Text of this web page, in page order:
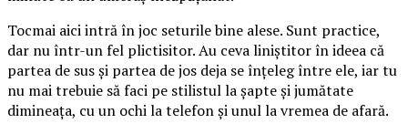
Tocmai aici intră în joc seturile bine alese. Sunt practice,
dar nu într-un fel plictisitor. Au ceva liniștitor în ideea că
partea de sus și partea de jos deja se înțeleg între ele, iar tu
nu mai trebuie să faci pe stilistul la șapte și jumătate
dimineața, cu un ochi la telefon și unul la vremea de afară.